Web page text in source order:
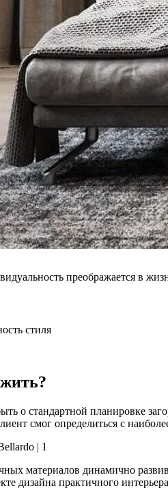
преображается в
стиля
о стандартной планировке
смог определиться с
материалов динамично
дизайна практичного